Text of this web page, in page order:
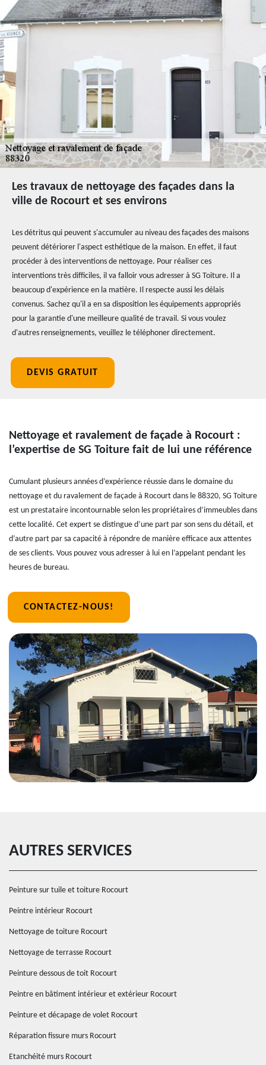
Les travaux de nettoyage des façades dans la
ville de Rocourt et ses environs
Les détritus qui peuvent s'accumuler au niveau des façades des maisons
peuvent détériorer l'aspect esthétique de la maison. En effet, il faut
procéder à des interventions de nettoyage. Pour réaliser ces
interventions très difficiles, il va falloir vous adresser à SG Toiture. Il a
beaucoup d'expérience en la matière. Il respecte aussi les délais
convenus. Sachez qu'il a en sa disposition les équipements appropriés
pour la garantie d'une meilleure qualité de travail. Si vous voulez
d'autres renseignements, veuillez le téléphoner directement.
DEVIS GRATUIT
Nettoyage et ravalement de façade à Rocourt :
l’expertise de SG Toiture fait de lui une référence
Cumulant plusieurs années d’expérience réussie dans le domaine du
nettoyage et du ravalement de façade à Rocourt dans le 88320, SG Toiture
est un prestataire incontournable selon les propriétaires d’immeubles dans
cette localité. Cet expert se distingue d’une part par son sens du détail, et
d’autre part par sa capacité à répondre de manière efficace aux attentes
de ses clients. Vous pouvez vous adresser à lui en l’appelant pendant les
heures de bureau.
CONTACTEZ-NOUS!
AUTRES SERVICES
Peinture sur tuile et toiture Rocourt
Peintre intérieur Rocourt
Nettoyage de toiture Rocourt
Nettoyage de terrasse Rocourt
Peinture dessous de toit Rocourt
Peintre en bâtiment intérieur et extérieur Rocourt
Peinture et décapage de volet Rocourt
Réparation fissure murs Rocourt
Etanchéité murs Rocourt